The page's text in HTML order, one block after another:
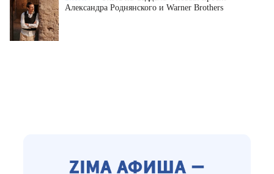
Александра Роднянского и Warner Brothers